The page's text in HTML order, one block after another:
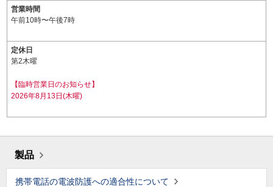
営業時間
午前10時〜午後7時
定休日
第2木曜
【臨時営業日のお知らせ】
2026年8月13日(木曜)
製品
携帯電話の電波防護への適合性について